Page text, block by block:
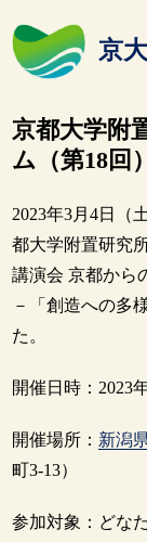
京
京都大学附
ム（第18回）
2023年3月4日（
都大学附置研究
講演会 京都から
－「創造への多
た。
開催日時：2023
開催場所： 新潟
町3-13）
参加対象：どな